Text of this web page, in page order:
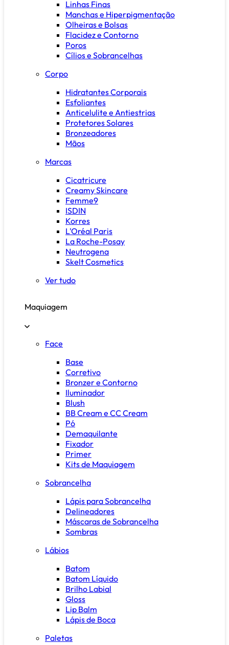
Linhas Finas
Manchas e Hiperpigmentação
Olheiras e Bolsas
Flacidez e Contorno
Poros
Cílios e Sobrancelhas
Corpo
Hidratantes Corporais
Esfoliantes
Anticelulite e Antiestrias
Protetores Solares
Bronzeadores
Mãos
Marcas
Cicatricure
Creamy Skincare
Femme9
ISDIN
Korres
L'Oréal Paris
La Roche-Posay
Neutrogena
Skelt Cosmetics
Ver tudo
Maquiagem
Face
Base
Corretivo
Bronzer e Contorno
Iluminador
Blush
BB Cream e CC Cream
Pó
Demaquilante
Fixador
Primer
Kits de Maquiagem
Sobrancelha
Lápis para Sobrancelha
Delineadores
Máscaras de Sobrancelha
Sombras
Lábios
Batom
Batom Líquido
Brilho Labial
Gloss
Lip Balm
Lápis de Boca
Paletas